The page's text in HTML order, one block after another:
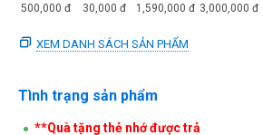
500,000 đ 30,000 đ 1,590,000 đ 3,000,000 đ
XEM DANH SÁCH SẢN PHẨM
Tình trạng sản phẩm
**Quà tặng thẻ nhớ được trả